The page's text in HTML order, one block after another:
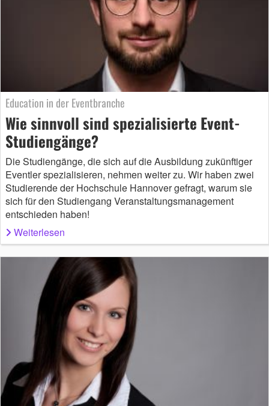
Education in der Eventbranche
Wie sinnvoll sind spezialisierte Event-
Studiengänge?
Die Studiengänge, die sich auf die Ausbildung zukünftiger
Eventler spezialisieren, nehmen weiter zu. Wir haben zwei
Studierende der Hochschule Hannover gefragt, warum sie
sich für den Studiengang Veranstaltungsmanagement
entschieden haben!
Weiterlesen